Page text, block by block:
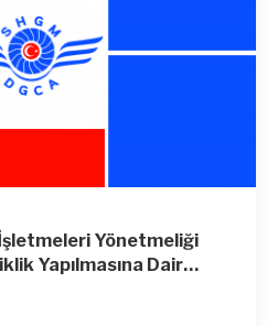
Yönetmeliği
Yapılmasına Dair